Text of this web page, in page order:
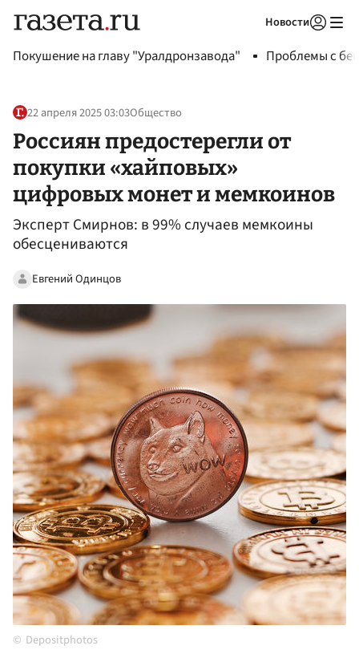
Новости
Покушение на главу "Уралдронзавода" Проблемы с
22 апреля 2025 03:03Общество
Россиян предостерегли от
покупки «хайповых»
цифровых монет и мемкоинов
Эксперт Смирнов: в 99% случаев мемкоины
обесцениваются
Евгений Одинцов
Depositphotos